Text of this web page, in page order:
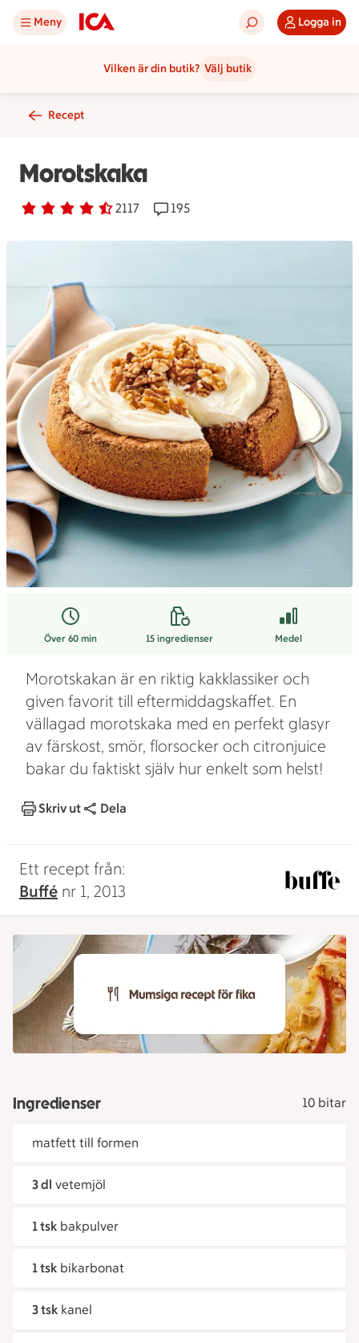
Meny Logga in
Vilken är din butik? Välj butik
Recept
Morotskaka
Betyg 4.2 av 5. 2117
2117 personer har röstatReceptet har 195 kommentarer
195
Över 60 min 15 ingredienser Medel
Morotskakan är en riktig kakklassiker och
given favorit till eftermiddagskaffet. En
vällagad morotskaka med en perfekt glasyr
av färskost, smör, florsocker och citronjuice
bakar du faktiskt själv hur enkelt som helst!
Skriv ut Dela
Ett recept från:
Buffé nr 1, 2013
Ingredienser 10 bitar
matfett till formen
3 dl vetemjöl
1 tsk bakpulver
1 tsk bikarbonat
3 tsk kanel